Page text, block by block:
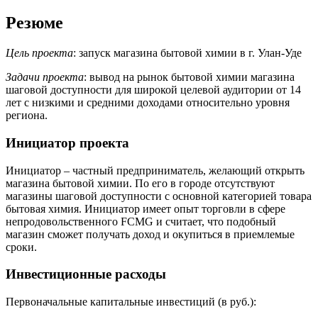
Резюме
Цель проекта: запуск магазина бытовой химии в г. Улан-Уде
Задачи проекта: вывод на рынок бытовой химии магазина
шаговой доступности для широкой целевой аудитории от 14
лет с низкими и средними доходами относительно уровня
региона.
Инициатор проекта
Инициатор – частный предприниматель, желающий открыть
магазина бытовой химии. По его в городе отсутствуют
магазины шаговой доступности с основной категорией товара
бытовая химия. Инициатор имеет опыт торговли в сфере
непродовольственного FCMG и считает, что подобный
магазин сможет получать доход и окупиться в приемлемые
сроки.
Инвестиционные расходы
Первоначальные капитальные инвестиций (в руб.):